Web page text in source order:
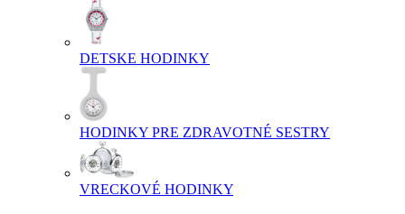
DETSKE HODINKY
HODINKY PRE ZDRAVOTNÉ SESTRY
VRECKOVÉ HODINKY